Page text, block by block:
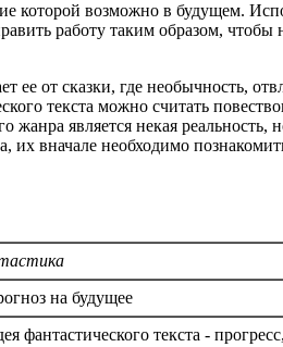
которой возможно в будущем.
работу таким образом,
от сказки, где необычность,
текста можно считать
является некая реальность,
их вначале необходимо
на будущее
фантастического текста -